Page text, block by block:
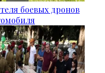
боевых дронов